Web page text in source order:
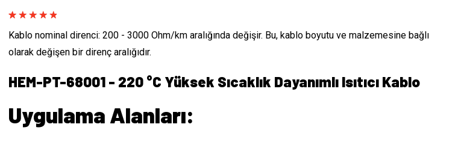
out of 5
customer
Kablo nominal direnci: 200 - 3000 Ohm/km aralığında değişir. Bu, kablo boyutu ve malzemesine bağlı
olarak değişen bir direnç aralığıdır.
HEM-PT-68001 - 220 °C Yüksek Sıcaklık Dayanımlı Isıtıcı Kablo
Uygulama Alanları: